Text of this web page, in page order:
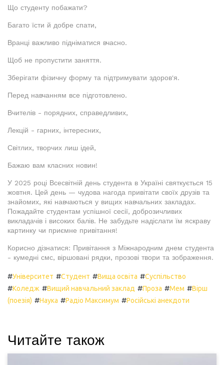
Що студенту побажати?
Багато їсти й добре спати,
Вранці важливо підніматися вчасно.
Щоб не пропустити заняття.
Зберігати фізичну форму та підтримувати здоров'я.
Перед навчанням все підготовлено.
Вчителів - порядних, справедливих,
Лекцій - гарних, інтересних,
Світлих, творчих лиш ідей,
Бажаю вам класних новин!
У 2025 році Всесвітній день студента в Україні святкується 15
жовтня. Цей день — чудова нагода привітати своїх друзів та
знайомих, які навчаються у вищих навчальних закладах.
Пожадайте студентам успішної сесії, доброзичливих
викладачів і високих балів. Не забудьте надіслати їм яскраву
картинку чи приємне привітання!
Корисно дізнатися: Привітання з Міжнародним днем студента
- кумедні смс, віршовані рядки, прозові твори та зображення.
#Університет #Студент #Вища освіта #Суспільство
#Коледж #Вищий навчальний заклад #Проза #Мем #Вірш
(поезія) #Наука #Радіо Максимум #Російські анекдоти
Читайте також